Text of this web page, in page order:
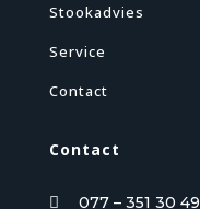
Stookadvies
Service
Contact
Contact
 077 – 351 30 49